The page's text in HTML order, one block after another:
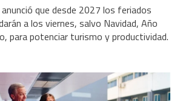
que desde 2027 los feriados
a los viernes, salvo Navidad, Año
para potenciar turismo y productividad.